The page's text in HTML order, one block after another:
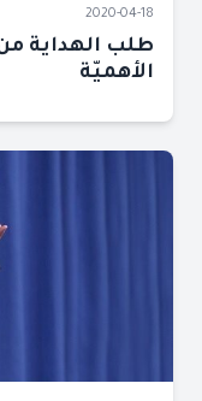
2020-04-18
طلب الهداية من
الأهميّة